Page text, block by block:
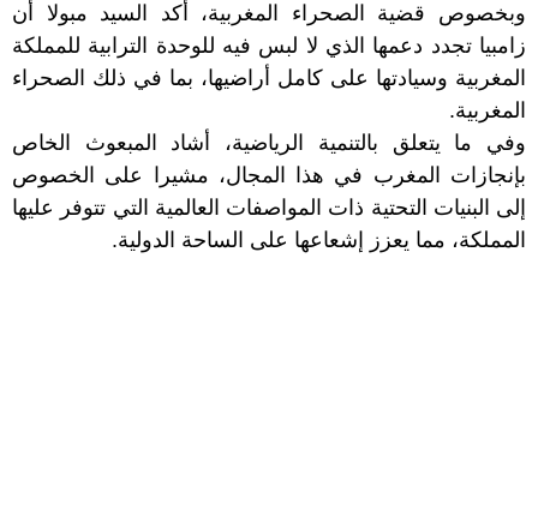
وبخصوص قضية الصحراء المغربية، أكد السيد مبولا أن
زامبيا تجدد دعمها الذي لا لبس فيه للوحدة الترابية للمملكة
المغربية وسيادتها على كامل أراضيها، بما في ذلك الصحراء
المغربية.
وفي ما يتعلق بالتنمية الرياضية، أشاد المبعوث الخاص
بإنجازات المغرب في هذا المجال، مشيرا على الخصوص
إلى البنيات التحتية ذات المواصفات العالمية التي تتوفر عليها
المملكة، مما يعزز إشعاعها على الساحة الدولية.